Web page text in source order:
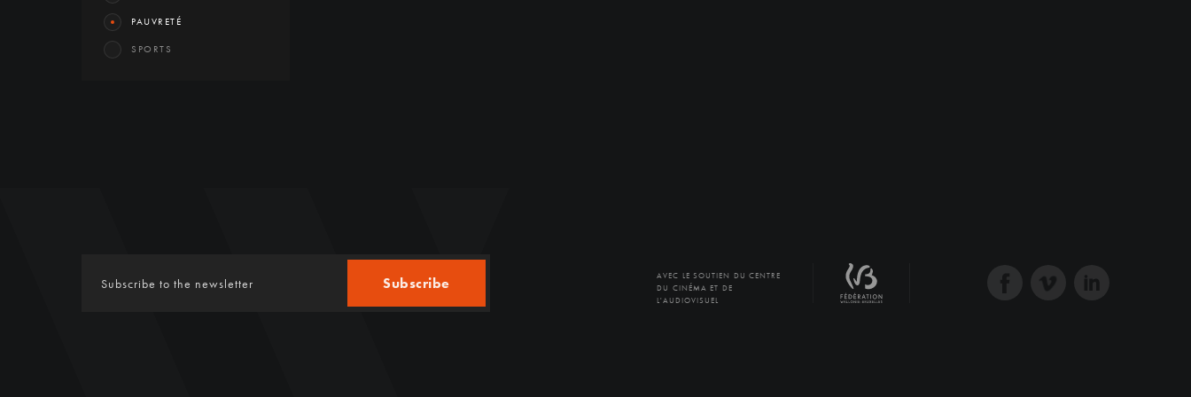
PAUVRETÉ
SPORTS
Subscribe
AVEC LE SOUTIEN DU CENTRE
DU CINÉMA ET DE
L'AUDIOVISUEL